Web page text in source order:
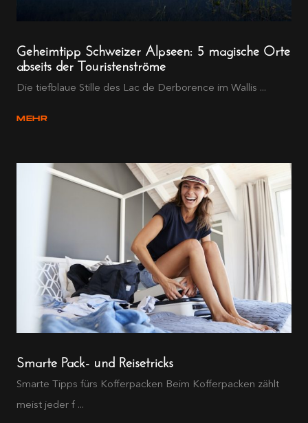
Geheimtipp Schweizer Alpseen: 5 magische Orte
abseits der Touristenströme
Die tiefblaue Stille des Lac de Derborence im Wallis ...
MEHR
Smarte Pack- und Reisetricks
Smarte Tipps fürs Kofferpacken Beim Kofferpacken zählt
meist jeder f ...